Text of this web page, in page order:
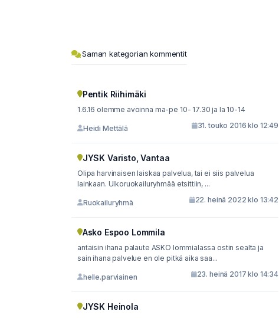
Saman kategorian kommentit
Pentik Riihimäki
1.6.16 olemme avoinna ma-pe 10- 17.30 ja la 10-14
Heidi Mettälä 31. touko 2016 klo 12:49
JYSK Varisto, Vantaa
Olipa harvinaisen laiskaa palvelua, tai ei siis palvelua
lainkaan. Ulkoruokailuryhmää etsittiin, ...
Ruokailuryhmä 22. heinä 2022 klo 13:42
Asko Espoo Lommila
antaisin ihana palaute ASKO lommialassa ostin sealta ja
sain ihana palvelue en ole pitkä aika saa...
helle.parviainen 23. heinä 2017 klo 14:34
JYSK Heinola